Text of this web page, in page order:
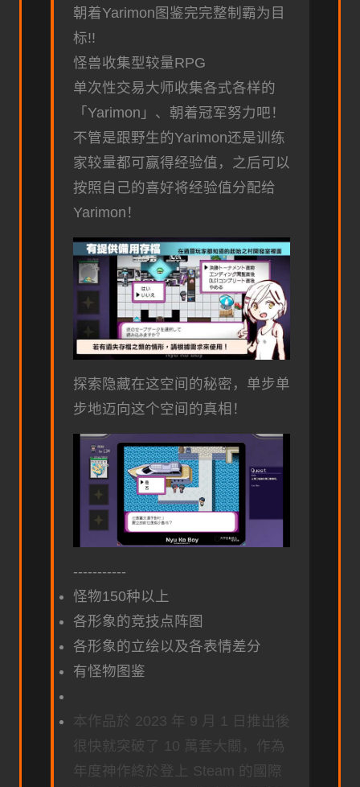
朝着Yarimon图鉴完完整制霸为目
标!!
怪兽收集型较量RPG
单次性交易大师收集各式各样的
「Yarimon」、朝着冠军努力吧！
不管是跟野生的Yarimon还是训练
家较量都可赢得经验值，之后可以
按照自己的喜好将经验值分配给
Yarimon！
探索隐藏在这空间的秘密，单步单
步地迈向这个空间的真相！
-----------
怪物150种以上
各形象的竞技点阵图
各形象的立绘以及各表情差分
有怪物图鉴
本作品於 2023 年 9 月 1 日推出後
很快就突破了 10 萬套大關，作為
年度神作終於登上 Steam 的國際